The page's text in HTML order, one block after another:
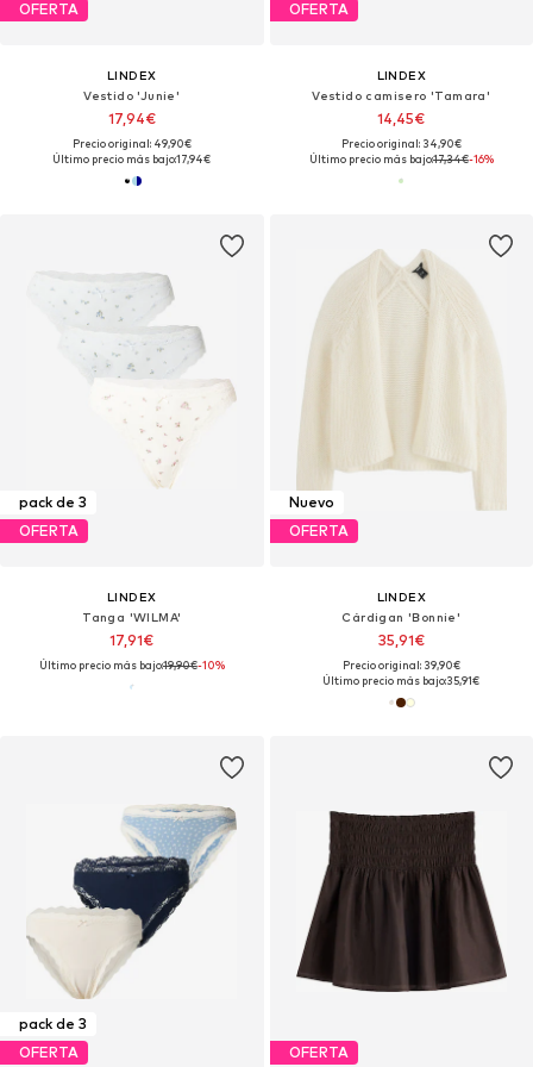
OFERTA
LINDEX
Vestido 'Junie'
17,94€
Precio original: 49,90€
Último precio más bajo:17,94€
OFERTA
LINDEX
Vestido camisero 'Tamara'
14,45€
Precio original: 34,90€
Último precio más bajo:17,34€-16%
pack de 3
OFERTA
LINDEX
Tanga 'WILMA'
17,91€
Último precio más bajo:19,90€-10%
Nuevo
OFERTA
LINDEX
Cárdigan 'Bonnie'
35,91€
Precio original: 39,90€
Último precio más bajo:35,91€
pack de 3
OFERTA
OFERTA